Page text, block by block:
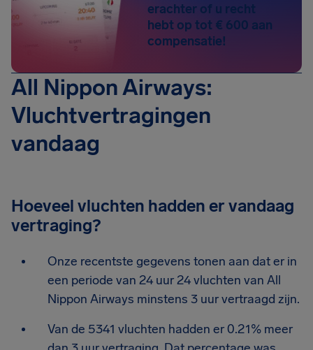
erachter of u recht
hebt op tot € 600 aan
compensatie!
All Nippon Airways:
Vluchtvertragingen
vandaag
Hoeveel vluchten hadden er vandaag
vertraging?
Onze recentste gegevens tonen aan dat er in
een periode van 24 uur 24 vluchten van All
Nippon Airways minstens 3 uur vertraagd zijn.
Van de 5341 vluchten hadden er 0.21% meer